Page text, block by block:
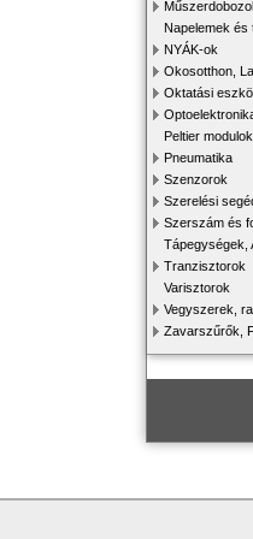
Napelemek és
NYÁK-ok
Okosotthon,
Oktatási
Peltier modulok
Pneumatika
Szenzorok
Szerelési
Szerszám és
Tápegységek,
Tranzisztorok
Varisztorok
Vegyszerek,
Zavarszűrők,